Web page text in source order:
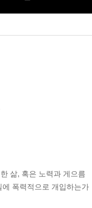
삶, 혹은 노력과 게으름
폭력적으로 개입하는가